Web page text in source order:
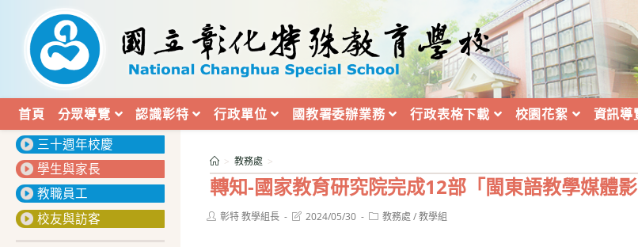
內
首頁 分眾導覽 認識彰特 行政單位 國教署委辦業務 行政表格下載 校園花絮 資訊導
轉知-國家教育研究院完成12部「閩東語教學媒體
> 教務處 >
Post彰特 教學組長
Post2024/05/30
Post教務處 / 教學組
:::
三十週年校慶
學生與家長
教職員工
校友與訪客